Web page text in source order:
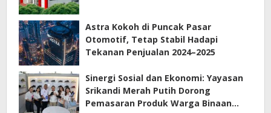
Astra Kokoh di Puncak Pasar
Otomotif, Tetap Stabil Hadapi
Tekanan Penjualan 2024–2025
Sinergi Sosial dan Ekonomi: Yayasan
Srikandi Merah Putih Dorong
Pemasaran Produk Warga Binaan